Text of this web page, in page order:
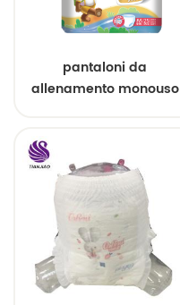
pantaloni da
allenamento monouso